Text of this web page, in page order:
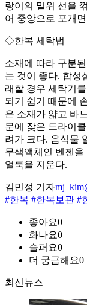
랑이의 밑위 선을
어 중앙으로 포개
◇한복 세탁법
소재에 따라 구분
는 것이 좋다. 합성
래할 경우 세탁기
되기 쉽기 때문에
은 소재가 얇고 바
문에 잦은 드라이
려가 크다. 음식물
무색액체인 벤젠을
얼룩을 지운다.
김민정 기자
#한복 #한복보관 #
좋아요0
화나요0
슬퍼요0
더 궁금해요0
최신뉴스